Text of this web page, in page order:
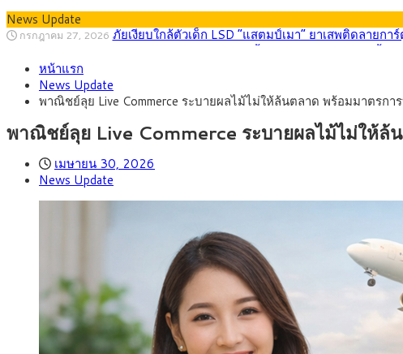
News Update
กรกฎาคม 27, 2026 กรุงศรี คาดเงินบาทสัปดาห์นี้ (27–31 ก.ค. 2569) ซื้อ
สิงหาคม 4, 2026
สิงหาคม 3, 2026 กรุงศรี คาดเงินบาทสัปดาห์นี้ซื้อขายในกรอบ 33.00-
สิงหาคม 1, 2026 “เอกนิติ” เปิดเครื่องยนต์เศรษฐกิจใหม่ของไทย เดินหน้า
กรกฎาคม 27, 2026 ภัยเงียบใกล้ตัวเด็ก LSD “แสตมป์เมา” ยาเสพติดลาย
หน้าแรก
News Update
พาณิชย์ลุย Live Commerce ระบายผลไม้ไม่ให้ล้นตลาด พร้อมมาตร
พาณิชย์ลุย Live Commerce ระบายผลไม้ไม่ให้
เมษายน 30, 2026
News Update